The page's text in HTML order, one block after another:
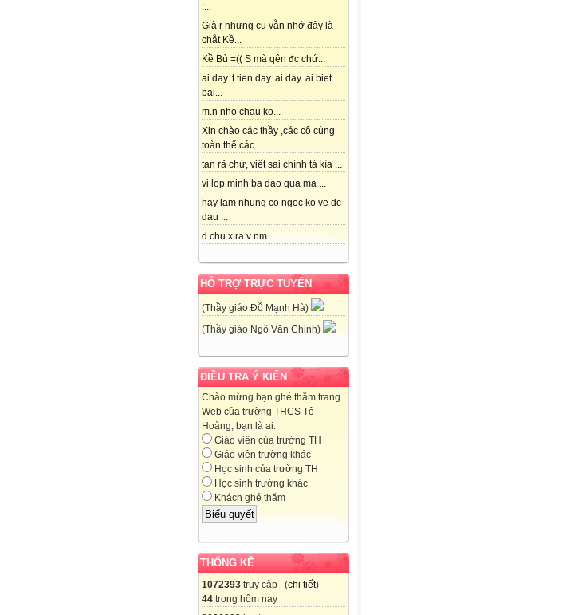
:...
Già r nhưng cụ vẫn nhớ đây là
chắt Kề...
Kề Bù =(( S mà qên đc chứ...
ai day. t tien day. ai day. ai biet
bai...
m.n nho chau ko...
Xin chào các thầy ,các cô cùng
toàn thể các...
tan rã chứ, viết sai chính tả kìa ...
vi lop minh ba dao qua ma ...
hay lam nhung co ngoc ko ve dc
dau ...
d chu x ra v nm ...
HỖ TRỢ TRỰC TUYẾN
(Thầy giáo Đỗ Mạnh Hà)
(Thầy giáo Ngô Văn Chinh)
ĐIỀU TRA Ý KIẾN
Chào mừng bạn ghé thăm trang
Web của trường THCS Tô
Hoàng, bạn là ai:
Giáo viên của trường TH
Giáo viên trường khác
Học sinh của trường TH
Học sinh trường khác
Khách ghé thăm
THỐNG KÊ
1072393 truy cập (chi tiết)
44 trong hôm nay